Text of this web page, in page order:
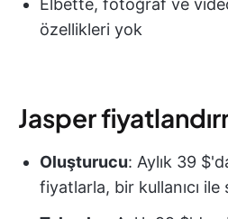
Elbette, fotoğraf ve
özellikleri yok
Jasper
Oluşturucu: Aylık 39
fiyatlarla, bir kullanıcı ile